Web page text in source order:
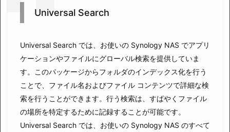
Universal Search
Universal Search では、お使いの Synology NAS でアプリ
ケーションやファイルにグローバル検索を提供していま
す。このパッケージからフォルダのインデックス化を行う
ことで、ファイル名およびファイル コンテンツで詳細な検
索を行うことができます。行う検索は、すばやくファイル
の場所を特定するために記録することが可能です。
Universal Search では、お使いの Synology NAS のすべて